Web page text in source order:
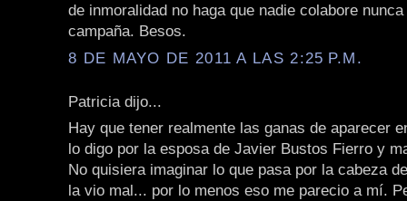
de inmoralidad no haga que nadie colabore
campaña. Besos.
8 DE MAYO DE 2011 A LAS 2:25 P.M.
Patricia dijo...
Hay que tener realmente las ganas de aparecer
lo digo por la esposa de Javier Bustos Fierro y
No quisiera imaginar lo que pasa por la cabeza
la vio mal... por lo menos eso me parecio a mí.